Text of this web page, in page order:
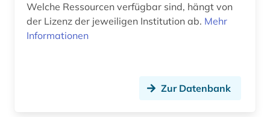
exil (1)
Welche Ressourcen verfügbar sind, hängt von
der Lizenz der jeweiligen Institution ab. Mehr
Informationen
Zur Datenbank